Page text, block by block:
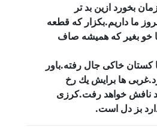
بخورد ازين بد تر
ما داريم.بكزار كه قطعه
خو بغير كه هميشه صاف
كستان خاكى جال رفته.باور
ها برايش يك رخ
نافش خواهد رفت.كرزى
بز دل است.